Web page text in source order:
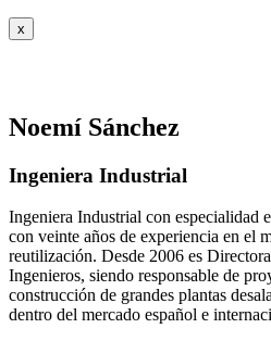
x
Noemí Sánchez
Ingeniera Industrial
Ingeniera Industrial con especialidad
con veinte años de experiencia en el
reutilización. Desde 2006 es
Ingenieros, siendo responsable de
construcción de grandes plantas
dentro del mercado español e